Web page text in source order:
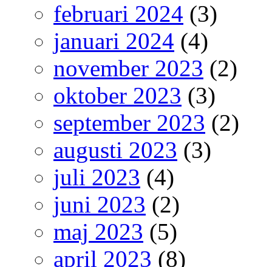
februari 2024 (3)
januari 2024 (4)
november 2023 (2)
oktober 2023 (3)
september 2023 (2)
augusti 2023 (3)
juli 2023 (4)
juni 2023 (2)
maj 2023 (5)
april 2023 (8)